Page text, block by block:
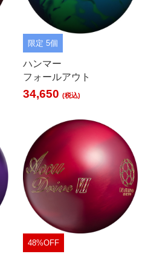
限定 5個
ハンマー
フォールアウト
34,650(税込)
48%OFF